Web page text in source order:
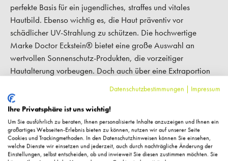
perfekte Basis für ein jugendliches, straffes und vitales
Hautbild. Ebenso wichtig es, die Haut präventiv vor
schädlicher UV-Strahlung zu schützen. Die hochwertige
Marke Doctor Eckstein® bietet eine große Auswahl an
wertvollen Sonnenschutz-Produkten, die vorzeitiger
Hautalterung vorbeugen. Doch auch über eine Extraportion
Pflege freut sich die Körperhaut: Ein sanftes Peeling, wie es
auch für sensible Gesichtshaut geeignet ist, entfernt kleine
Hautschüppchen. Zurück bleibt eine straffere und reinere
Haut. Eine ausgewogene und vitaminreiche Ernährung mit
viel Obst und Gemüse schützt die Hautzellen vor schädlichen
freien Radikalen. Regelmäßige Bewegung und eine gestärkte
Datenschutzbestimmungen | Impressum
Ihre Privatsphäre ist uns wichtig!
Um Sie ausführlich zu beraten, Ihnen personalisierte Inhalte anzuzeigen und Ihnen ein
großartiges Webseiten-Erlebnis bieten zu können, nutzen wir auf unserer Seite
Cookies und Trackingmethoden. In den Datenschutzhinweisen können Sie einsehen,
welche Dienste wir einsetzen und jederzeit, auch durch nachträgliche Änderung der
Einstellungen, selbst entscheiden, ob und inwieweit Sie diesen zustimmen möchten. Sie